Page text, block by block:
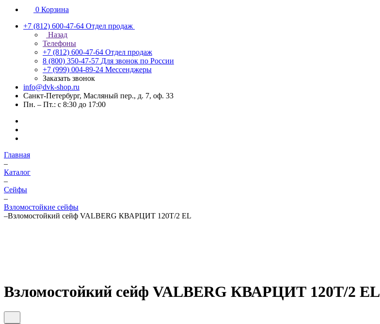
0 Корзина
+7 (812) 600-47-64 Отдел продаж
Назад
Телефоны
+7 (812) 600-47-64 Отдел продаж
8 (800) 350-47-57 Для звонок по России
+7 (999) 004-89-24 Мессенджеры
Заказать звонок
info@dvk-shop.ru
Санкт-Петербург, Масляный пер., д. 7, оф. 33
Пн. – Пт.: с 8:30 до 17:00
Главная
–
Каталог
–
Cейфы
–
Взломостойкие сейфы
–Взломостойкий сейф VALBERG КВАРЦИТ 120Т/2 EL
Взломостойкий сейф VALBERG КВАРЦИТ 120Т/2 EL